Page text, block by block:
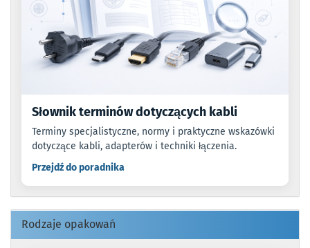
Słownik terminów dotyczących kabli
Terminy specjalistyczne, normy i praktyczne wskazówki
dotyczące kabli, adapterów i techniki łączenia.
Przejdź do poradnika
Rodzaje opakowań